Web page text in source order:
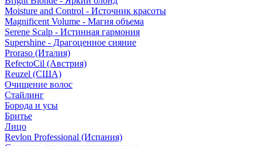
Moisture and Control - Источник красоты
Magnificent Volume - Магия объема
Serene Scalp - Истинная гармония
Supershine - Драгоценное сияние
Proraso (Италия)
RefectoCil (Австрия)
Reuzel (США)
Очищение волос
Стайлинг
Борода и усы
Бритье
Лицо
Revlon Professional (Испания)